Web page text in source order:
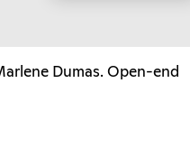
Dumas. Open-end